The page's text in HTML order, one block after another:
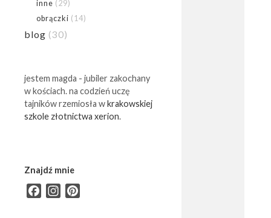
inne (29)
obrączki (14)
blog (30)
jestem magda - jubiler zakochany
w kościach. na codzień uczę
tajników rzemiosła wkrakowskiej
szkole złotnictwa xerion.
Znajdź mnie
FacebookInstagram